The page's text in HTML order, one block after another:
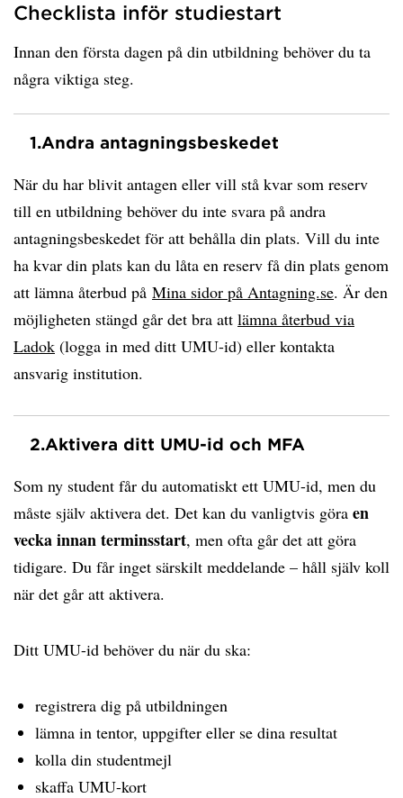
Checklista inför studiestart
Innan den första dagen på din utbildning behöver du ta
några viktiga steg.
1.Andra antagningsbeskedet
När du har blivit antagen eller vill stå kvar som reserv
till en utbildning behöver du inte svara på andra
antagningsbeskedet för att behålla din plats. Vill du inte
ha kvar din plats kan du låta en reserv få din plats genom
att lämna återbud på Mina sidor på Antagning.se. Är den
möjligheten stängd går det bra att lämna återbud via
Ladok (logga in med ditt UMU-id) eller kontakta
ansvarig institution.
2.Aktivera ditt UMU-id och MFA
Som ny student får du automatiskt ett UMU-id, men du
måste själv aktivera det. Det kan du vanligtvis göra en
vecka innan terminsstart, men ofta går det att göra
tidigare. Du får inget särskilt meddelande – håll själv koll
när det går att aktivera.
Ditt UMU-id behöver du när du ska:
registrera dig på utbildningen
lämna in tentor, uppgifter eller se dina resultat
kolla din studentmejl
skaffa UMU-kort